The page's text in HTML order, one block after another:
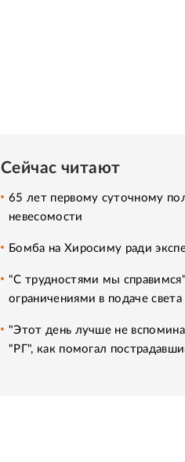
Сейчас читают
65 лет первому суточному
невесомости
Бомба на Хиросиму ради
"С трудностями мы
ограничениями в подаче света
"Этот день лучше не
"РГ", как помогал